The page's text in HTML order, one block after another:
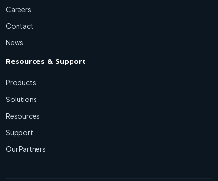
Careers
Contact
News
Resources & Support
Products
Solutions
Resources
Support
Our Partners